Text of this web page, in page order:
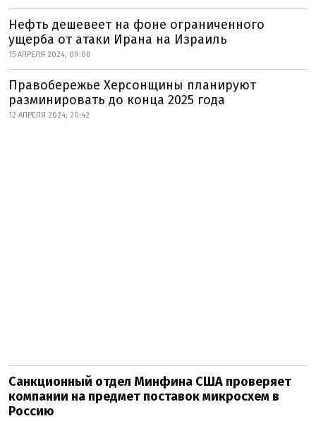
Нефть дешевеет на фоне ограниченного
ущерба от атаки Ирана на Израиль
15 АПРЕЛЯ 2024, 09:00
Правобережье Херсонщины планируют
разминировать до конца 2025 года
12 АПРЕЛЯ 2024, 20:42
Санкционный отдел Минфина США проверяет
компании на предмет поставок микросхем в
Россию